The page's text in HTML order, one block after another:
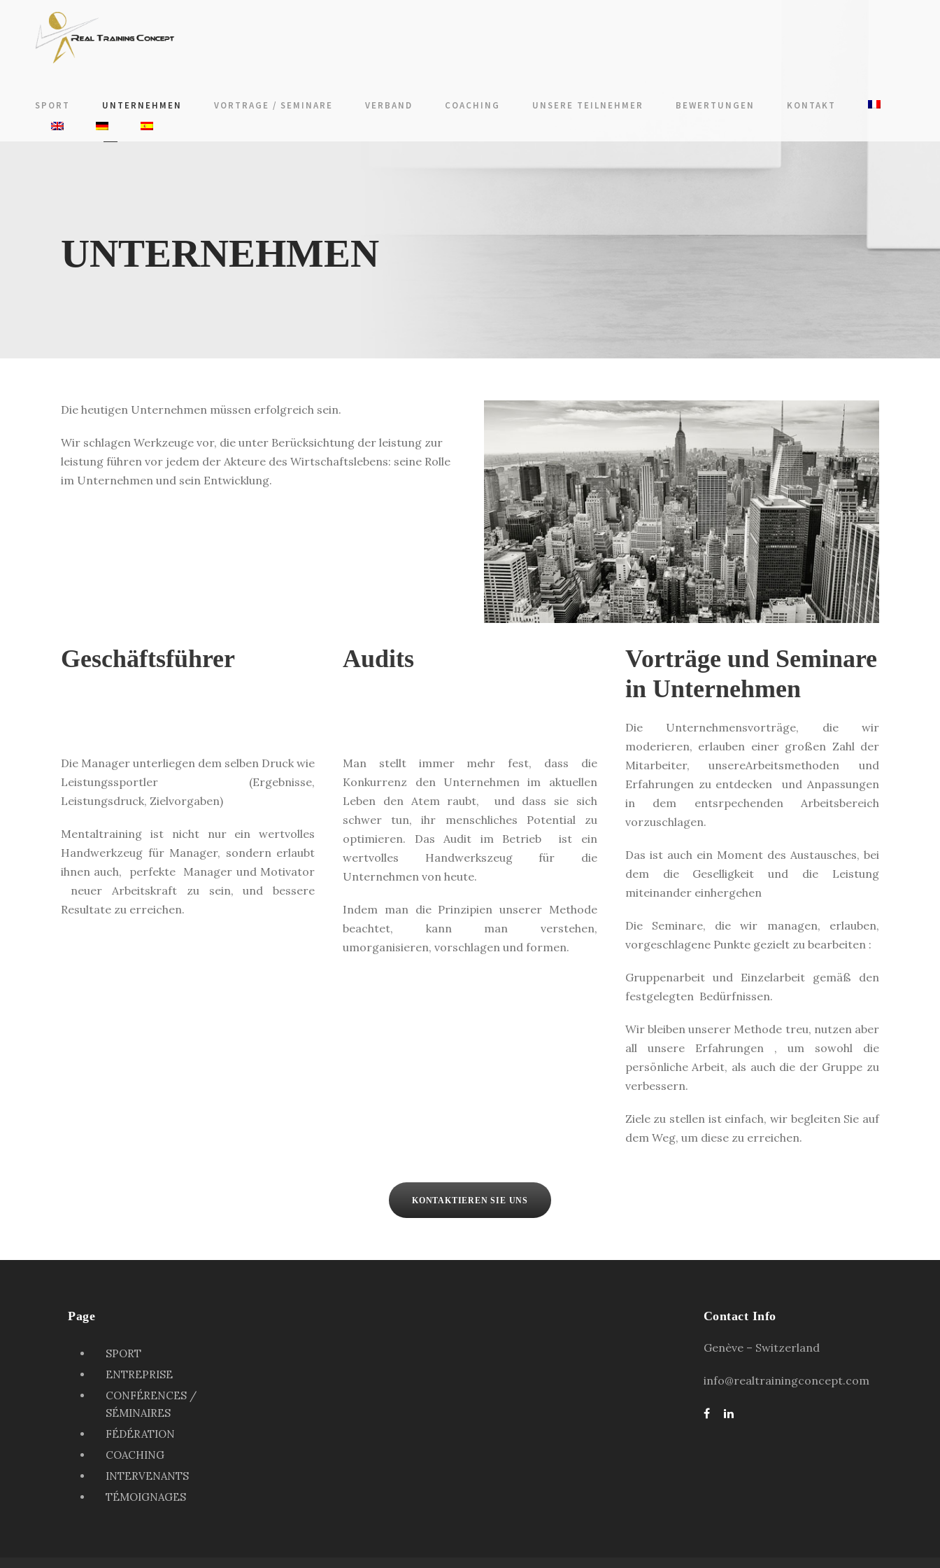
SPORT UNTERNEHMEN VORTRAGE / SEMINARE VERBAND COACHING UNSERE TEILNEHMER BEWERTUNGEN KONTAKT
UNTERNEHMEN
Die heutigen Unternehmen müssen erfolgreich sein.
Wir schlagen Werkzeuge vor, die unter Berücksichtung der leistung zur
leistung führen vor jedem der Akteure des Wirtschaftslebens: seine Rolle
im Unternehmen und sein Entwicklung.
Geschäftsführer
Die Manager unterliegen dem selben Druck wie
Leistungssportler (Ergebnisse,
Leistungsdruck, Zielvorgaben)
Mentaltraining ist nicht nur ein wertvolles
Handwerkzeug für Manager, sondern erlaubt
ihnen auch, perfekte Manager und Motivator
neuer Arbeitskraft zu sein, und bessere
Resultate zu erreichen.
Audits
Man stellt immer mehr fest, dass die
Konkurrenz den Unternehmen im aktuellen
Leben den Atem raubt, und dass sie sich
schwer tun, ihr menschliches Potential zu
optimieren. Das Audit im Betrieb ist ein
wertvolles Handwerkszeug für die
Unternehmen von heute.
Indem man die Prinzipien unserer Methode
beachtet, kann man verstehen,
umorganisieren, vorschlagen und formen.
Vorträge und Seminare
in Unternehmen
Die Unternehmensvorträge, die wir
moderieren, erlauben einer großen Zahl der
Mitarbeiter, unsereArbeitsmethoden und
Erfahrungen zu entdecken und Anpassungen
in dem entsrpechenden Arbeitsbereich
vorzuschlagen.
Das ist auch ein Moment des Austausches, bei
dem die Geselligkeit und die Leistung
miteinander einhergehen
Die Seminare, die wir managen, erlauben,
vorgeschlagene Punkte gezielt zu bearbeiten :
Gruppenarbeit und Einzelarbeit gemäß den
festgelegten Bedürfnissen.
Wir bleiben unserer Methode treu, nutzen aber
all unsere Erfahrungen , um sowohl die
persönliche Arbeit, als auch die der Gruppe zu
verbessern.
Ziele zu stellen ist einfach, wir begleiten Sie auf
dem Weg, um diese zu erreichen.
KONTAKTIEREN SIE UNS
Page
SPORT
ENTREPRISE
CONFÉRENCES /
SÉMINAIRES
FÉDÉRATION
COACHING
INTERVENANTS
TÉMOIGNAGES
Contact Info
Genève – Switzerland
info@realtrainingconcept.com